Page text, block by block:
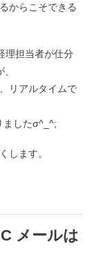
からこそできる
理担当者が仕分
リアルタイムで
ましたσ^_^;
します。
メールは